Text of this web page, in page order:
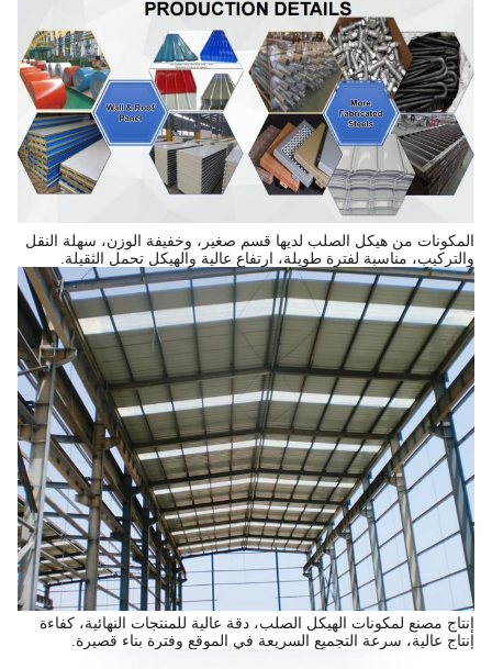
المكونات من هيكل الصلب لديها قسم صغير، وخفيفة الوزن، سهلة النقل
والتركيب، مناسبة لفترة طويلة، ارتفاع عالية والهيكل تحمل الثقيلة.
إنتاج مصنع لمكونات الهيكل الصلب، دقة عالية للمنتجات النهائية، كفاءة
إنتاج عالية، سرعة التجميع السريعة في الموقع وفترة بناء قصيرة.